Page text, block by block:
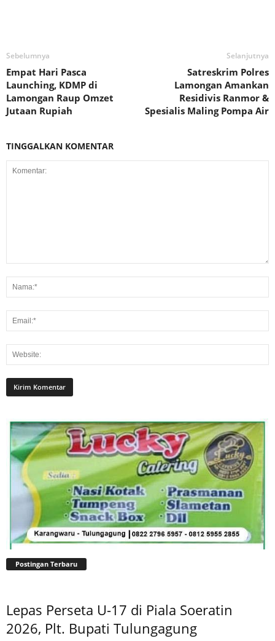
Sebelumnya
Empat Hari Pasca
Launching, KDMP di
Lamongan Raup Omzet
Jutaan Rupiah
Selanjutnya
Satreskrim Polres
Lamongan Amankan
Residivis Ranmor &
Spesialis Maling Pompa Air
TINGGALKAN KOMENTAR
Postingan Terbaru
Lepas Perseta U-17 di Piala Soeratin
2026, Plt. Bupati Tulungagung